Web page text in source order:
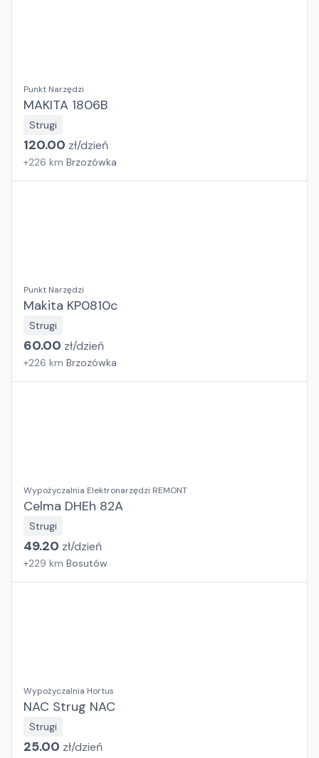
Punkt Narzędzi
MAKITA 1806B
Strugi
120.00 zł/dzień
+226 km Brzozówka
Punkt Narzędzi
Makita KP0810c
Strugi
60.00 zł/dzień
+226 km Brzozówka
Wypożyczalnia Elektronarzędzi REMONT
Celma DHEh 82A
Strugi
49.20 zł/dzień
+229 km Bosutów
Wypożyczalnia Hortus
NAC Strug NAC
Strugi
25.00 zł/dzień